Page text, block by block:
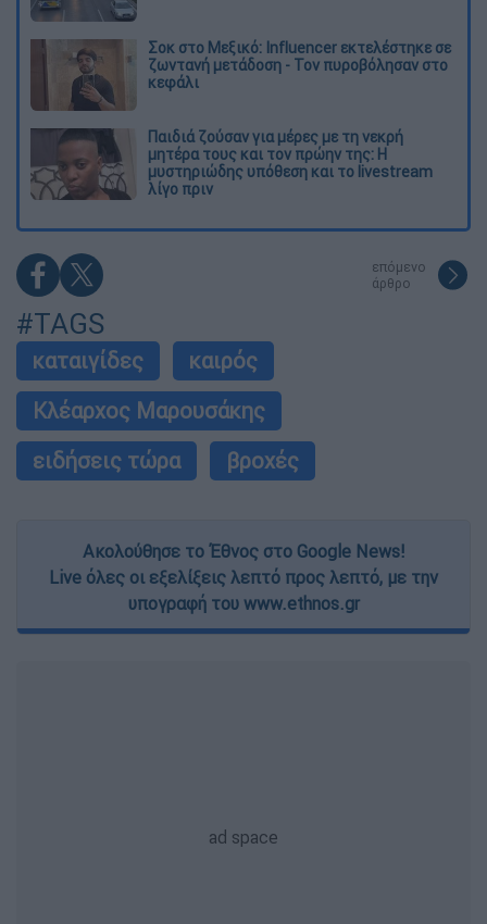
Σοκ στο Μεξικό: Influencer εκτελέστηκε σε
ζωντανή μετάδοση - Τον πυροβόλησαν στο
κεφάλι
Παιδιά ζούσαν για μέρες με τη νεκρή
μητέρα τους και τον πρώην της: Η
μυστηριώδης υπόθεση και το livestream
λίγο πριν
επόμενο
άρθρο
#TAGS
καταιγίδες
καιρός
Κλέαρχος Μαρουσάκης
ειδήσεις τώρα
βροχές
Ακολούθησε το Έθνος στο Google News!
Live όλες οι εξελίξεις λεπτό προς λεπτό, με την
υπογραφή του www.ethnos.gr